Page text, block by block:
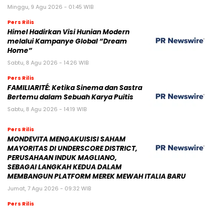
Minggu, 9 Agu 2026 - 01:45 WIB
Pers Rilis
Himel Hadirkan Visi Hunian Modern
melalui Kampanye Global “Dream
Home”
Sabtu, 8 Agu 2026 - 14:26 WIB
Pers Rilis
FAMILIARITÉ: Ketika Sinema dan Sastra
Bertemu dalam Sebuah Karya Puitis
Sabtu, 8 Agu 2026 - 14:19 WIB
Pers Rilis
MONDEVITA MENGAKUISISI SAHAM
MAYORITAS DI UNDERSCORE DISTRICT,
PERUSAHAAN INDUK MAGLIANO,
SEBAGAI LANGKAH KEDUA DALAM
MEMBANGUN PLATFORM MEREK MEWAH ITALIA BARU
Jumat, 7 Agu 2026 - 09:32 WIB
Pers Rilis